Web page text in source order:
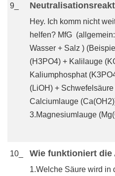
9_
Hey. Ich komm nicht
helfen? MfG
Wasser + Salz )
(H3PO4) + Kalilauge
Kaliumphosphat
(LiOH) +
Calciumlauge
3.Magnesiumlauge
10_ Wie funktioniert die
1.Welche Säure wird in